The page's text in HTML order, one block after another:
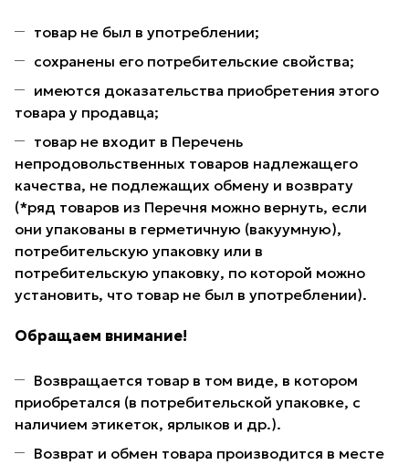
товар не был в употреблении;
сохранены его потребительские свойства;
имеются доказательства приобретения этого
товара у продавца;
товар не входит в Перечень
непродовольственных товаров надлежащего
качества, не подлежащих обмену и возврату
(*ряд товаров из Перечня можно вернуть, если
они упакованы в герметичную (вакуумную),
потребительскую упаковку или в
потребительскую упаковку, по которой можно
установить, что товар не был в употреблении).
Обращаем внимание!
Возвращается товар в том виде, в котором
приобретался (в потребительской упаковке, с
наличием этикеток, ярлыков и др.).
Возврат и обмен товара производится в месте